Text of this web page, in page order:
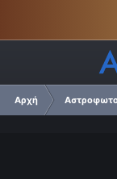
Αρχή